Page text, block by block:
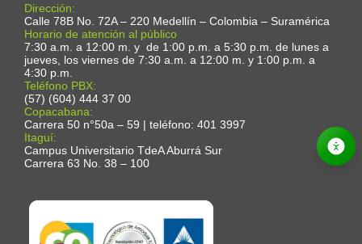
Dirección:
Calle 78B No. 72A – 220 Medellín – Colombia – Suramérica
Horario de atención al público
7:30 a.m. a 12:00 m. y de 1:00 p.m. a 5:30 p.m. de lunes a
jueves, los viernes de 7:30 a.m. a 12:00 m. y 1:00 p.m. a
4:30 p.m.
Teléfono PBX:
(57) (604) 444 37 00
Copacabana:
Carrera 50 n°50a – 59 | teléfono: 401 3997
Itaguí:
Campus Universitario TdeA Aburrá Sur
Carrera 63 No. 38 – 100